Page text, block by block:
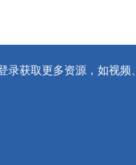
录获取更多资源，如视频